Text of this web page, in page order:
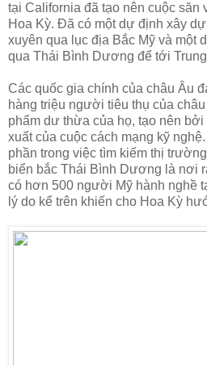
tại California đã tạo nên cuộc săn
Hoa Kỳ. Đã có một dự định xây
xuyên qua lục địa Bắc Mỹ và một
qua Thái Bình Dương để tới
Các quốc gia chính của châu Âu
hàng triệu người tiêu thụ của
phẩm dư thừa của họ, tạo nên
xuất của cuộc cách mạng kỹ
phần trong việc tìm kiếm thị
biển bắc Thái Bình Dương là nơi
có hơn 500 người Mỹ hành nghề
lý do kể trên khiến cho Hoa Kỳ